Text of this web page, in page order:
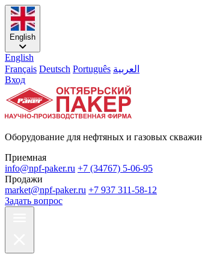
English
English
Français Deutsch Português العربية
Вход
Оборудование для нефтяных и газовых
Приемная
info@npf-paker.ru +7 (34767) 5-06-95
Продажи
market@npf-paker.ru +7 937 311-58-12
Задать вопрос